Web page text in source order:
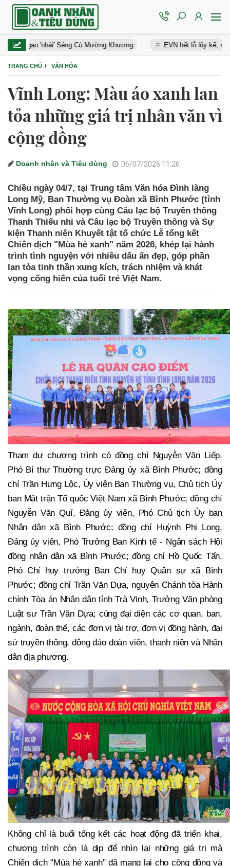
'nhái' Séng Cù Mường Khương EVN hết lỗ lũy kế, nhiều doanh
TRANG CHỦ VĂN HÓA
Vĩnh Long: Màu áo xanh lan
tỏa những giá trị nhân văn vì
cộng đồng
Doanh nhân và Tiêu dùng 06/07/2026 11:26
Chiều ngày 04/7, tại Trung tâm Văn hóa Đình làng
Long Mỹ, Ban Thường vụ Đoàn xã Bình Phước (tỉnh
Vĩnh Long) phối hợp cùng Câu lạc bộ Truyền thông
Thanh Thiếu nhi và Câu lạc bộ Truyền thông và Sự
kiện Thanh niên Khuyết tật tổ chức Lễ tổng kết
Chiến dịch "Mùa hè xanh" năm 2026, khép lại hành
trình tình nguyện với nhiều dấu ấn đẹp, góp phần
lan tỏa tinh thần xung kích, trách nhiệm và khát
vọng cống hiến của tuổi trẻ Việt Nam.
Tham dự chương trình có đồng chí Nguyễn Văn Liếp,
Phó Bí thư Thường trực Đảng ủy xã Bình Phước; đồng
chí Trần Hưng Lộc, Ủy viên Ban Thường vụ, Chủ tịch Ủy
ban Mặt trận Tổ quốc Việt Nam xã Bình Phước; đồng chí
Nguyễn Văn Quí, Đảng ủy viên, Phó Chủ tịch Ủy ban
Nhân dân xã Bình Phước; đồng chí Huỳnh Phi Long,
Đảng ủy viên, Phó Trưởng Ban Kinh tế - Ngân sách Hội
đồng nhân dân xã Bình Phước; đồng chí Hồ Quốc Tấn,
Phó Chỉ huy trưởng Ban Chỉ huy Quân sự xã Bình
Phước; đồng chí Trần Văn Dựa, nguyên Chánh tòa Hành
chính Tòa án Nhân dân tỉnh Trà Vinh, Trưởng Văn phòng
Luật sư Trần Văn Dựa; cùng đại diện các cơ quan, ban,
ngành, đoàn thể, các đơn vị tài trợ, đơn vị đồng hành, đại
sứ truyền thông, đông đảo đoàn viên, thanh niên và Nhân
dân địa phương.
Không chỉ là buổi tổng kết các hoạt động đã triển khai,
chương trình còn là dịp để nhìn lại những giá trị mà
Chiến dịch "Mùa hè xanh" đã mang lại cho cộng đồng và